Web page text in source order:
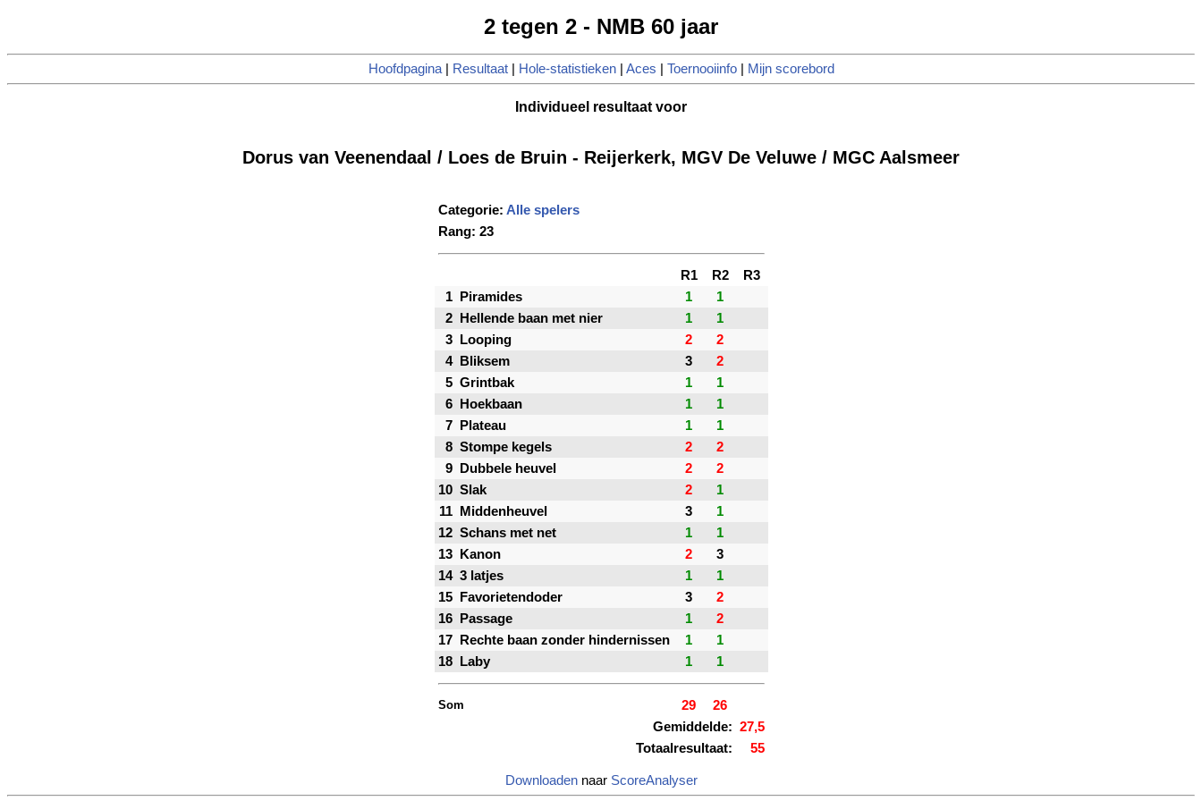
2 tegen 2 - NMB 60 jaar
Hoofdpagina| Resultaat| Hole-statistieken| Aces Toernooiinfo| Mijn scorebord
Individueel resultaat voor
Dorus van Veenendaal / Loes de Bruin - Reijerkerk, MGV De Veluwe / MGC Aalsmeer
Categorie: Alle spelers
Rang: 23
R1 R2
R3
1
Piramides 1
1
2
Hellende baan met nier 1
1
3
Looping 2
2
4
Bliksem 3
2
5 Grintbak 1
1
6
Hoekbaan 1
1
7
Plateau 1
1
8 Stompe kegels 2
2
9
Dubbele heuvel 2
2
10 Slak 2
1
11
Middenheuvel 3
1
12 Schans met net 1
1
13
Kanon 2
3
14 3 latjes 1
1
15
Favorietendoder 3
2
16
Passage 1
2
17
Rechte baan zonder hindernissen 1
1
18
Laby 1 1
Som 29
26
Gemiddelde: 27,5
Totaalresultaat:
55
Downloadennaar ScoreAnalyser